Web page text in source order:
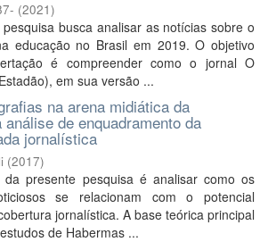
(2021)
busca analisar as notícias sobre o
educação no Brasil em 2019. O objetivo
é compreender como o jornal O
em sua versão ...
na arena midiática da
de enquadramento da
jornalística
(2017)
da presente pesquisa é analisar como os
se relacionam com o potencial
jornalística. A base teórica principal
de Habermas ...